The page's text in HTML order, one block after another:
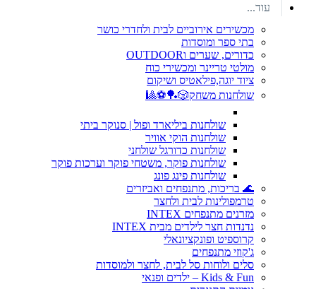
עוד...
מכשירים אירוביים לבית ולחדרי כושר
בתי ספר ומוסדות
כדורים, שערים וOUTDOOR
מולטי טריינר ומכשירי כוח
ציוד יוגה,פילאטיס ושיקום
שולחנות משחק🎲🏓⚽🎱
שולחנות ביליארד ופול | סנוקר ביתי
שולחנות הוקי אוויר
שולחנות כדורגל שולחני
שולחנות פוקר, משטחי פוקר וערכות פוקר
שולחנות פינג פונג
🌊 בריכות, מתנפחים ואביזרים
טרמפולינות לבית ולחצר
מזרנים מתנפחים INTEX
נדנדות חצר לילדים מבית INTEX
קרוספיט ופונקציונאלי
ג'קוזי מתנפחים
סלים ולוחות סל לבית, לחצר ולמוסדות
Kids & Fun – ילדים ופנאי